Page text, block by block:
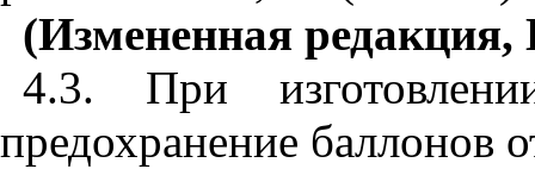
(Измененная
4.3. При
предохранение баллонов